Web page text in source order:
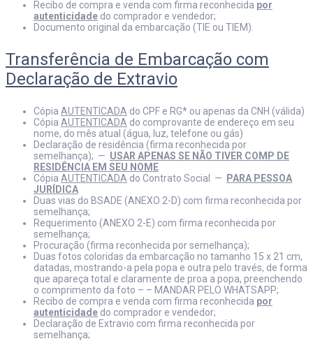
Recibo de compra e venda com firma reconhecida por
autenticidade do comprador e vendedor;
Documento original da embarcação (TIE ou TIEM).
Transferência de Embarcação com
Declaração de Extravio
Cópia AUTENTICADA do CPF e RG* ou apenas da CNH (válida)
Cópia AUTENTICADA do comprovante de endereço em seu
nome, do mês atual (água, luz, telefone ou gás)
Declaração de residência (firma reconhecida por
semelhança); — USAR APENAS SE NÃO TIVER COMP DE
RESIDÊNCIA EM SEU NOME
Cópia AUTENTICADA do Contrato Social —
PARA PESSOA
JURÍDICA
Duas vias do BSADE (ANEXO 2-D) com firma reconhecida por
semelhança;
Requerimento (ANEXO 2-E) com firma reconhecida por
semelhança;
Procuração (firma reconhecida por semelhança);
Duas fotos coloridas da embarcação no tamanho 15 x 21 cm,
datadas, mostrando-a pela popa e outra pelo través, de forma
que apareça total e claramente de proa a popa, preenchendo
o comprimento da foto – – MANDAR PELO WHATSAPP;
Recibo de compra e venda com firma reconhecida por
autenticidade do comprador e vendedor;
Declaração de Extravio com firma reconhecida por
semelhança;